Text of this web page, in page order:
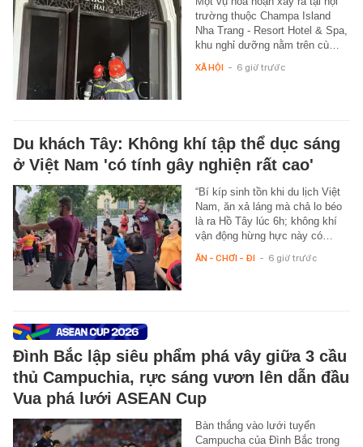
trường thuộc Champa Island
Nha Trang - Resort Hotel & Spa,
khu nghỉ dưỡng nằm trên cù…
XÃ HỘI - 6 giờ trước
Du khách Tây: Không khí tập thể dục sáng
ở Việt Nam 'có tính gây nghiện rất cao'
“Bí kíp sinh tồn khi du lịch Việt
Nam, ăn xả láng mà chả lo béo
là ra Hồ Tây lúc 6h; không khí
vận động hừng hực này có…
ĂN - CHƠI - ĐI - 6 giờ trước
Đình Bắc lập siêu phẩm phá vây giữa 3 cầu
thủ Campuchia, rực sáng vươn lên dẫn đầu
Vua phá lưới ASEAN Cup
Bàn thắng vào lưới tuyển
Campucha của Đình Bắc trong